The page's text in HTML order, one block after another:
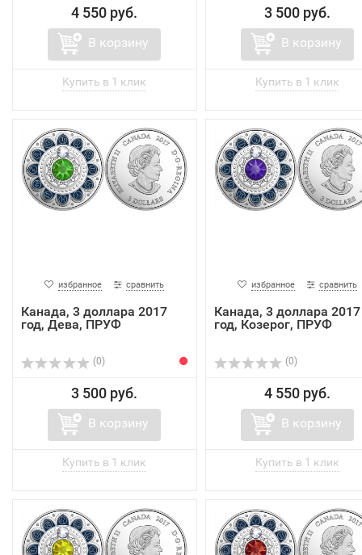
4 550 руб.
В корзину
3 500 руб.
В корзину
избранное сравнить
Канада, 3 доллара 2017
год, Дева, ПРУФ
(0)
3 500 руб.
В корзину
избранное сравнить
Канада, 3 доллара 2017
год, Козерог, ПРУФ
(0)
4 550 руб.
В корзину